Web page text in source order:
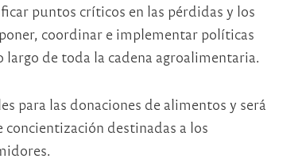
puntos críticos en las pérdidas y los
coordinar e implementar políticas
largo de toda la cadena agroalimentaria.
para las donaciones de alimentos y será
concientización destinadas a los